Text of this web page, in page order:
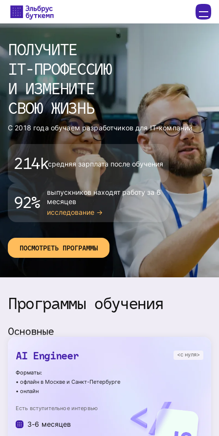
ПОЛУЧИТЕ
IT‍-‍ПРОФЕССИЮ
И ИЗМЕНИТЕ
СВОЮ ЖИЗНЬ
С 2018 года обучаем разработчиков для IT-компаний
214kсредняя зарплата после обучения
92%
выпускников находят работу за 6
месяцев
исследование →
ПОСМОТРЕТЬ ПРОГРАММЫ
Программы обучения
Основные
AI Engineer
<с нуля>
Форматы:
• офлайн в Москве и Санкт-Петербурге
• онлайн
Есть вступительное интервью
3-6 месяцев